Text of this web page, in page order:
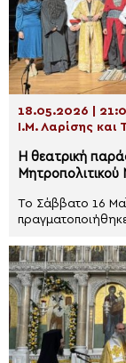
18.05.2026 |
Ι.Μ. Λαρίσης και
Η θεατρική
Μητροπολιτικού
Το Σάββατο 16